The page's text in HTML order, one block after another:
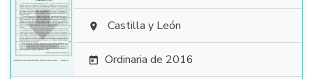
  Castilla y León
 Ordinaria de 2016